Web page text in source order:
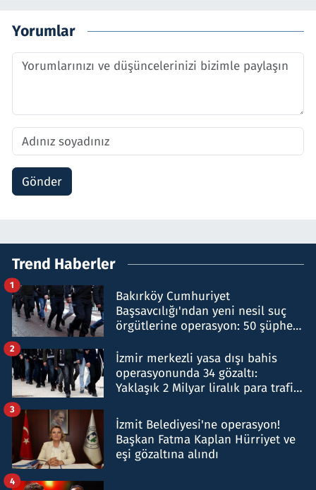
Yorumlar
Gönder
Trend Haberler
Bakırköy Cumhuriyet
Başsavcılığı'ndan yeni nesil suç
örgütlerine operasyon: 50 şüpheli
1
İzmir merkezli yasa dışı bahis
operasyonunda 34 gözaltı:
Yaklaşık 2 Milyar liralık para trafiği
2
İzmit Belediyesi'ne operasyon!
Başkan Fatma Kaplan Hürriyet ve
eşi gözaltına alındı
3
4